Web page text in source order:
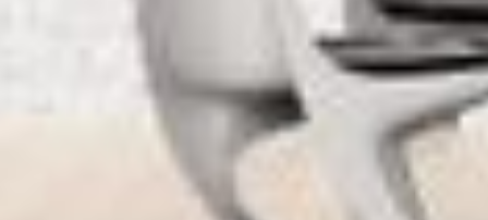
Korkboden
In der Natur zuhause. Für Ihr Zuhause.
Sorgfältig verlesen und verarbeitet bildet er die
Grundlage für einen ökologisch, baubiologisch und
ergonomisch hochwertigen Belag. Korkboden ist